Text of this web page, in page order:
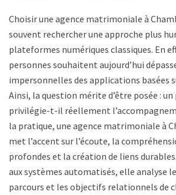
Choisir une agence matrimoniale à
souvent rechercher une approche plus
plateformes numériques classiques. En
personnes souhaitent aujourd’hui
impersonnelles des applications basées
Ainsi, la question mérite d’être posée : un
privilégie-t-il réellement
la pratique, une agence matrimoniale à
met l’accent sur l’écoute, la
profondes et la création de liens
aux systèmes automatisés, elle analyse
parcours et les objectifs relationnels de